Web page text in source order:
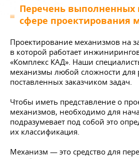
Перечень выполненных
сфере проектирования
Проектирование механизмов на
в которой работает
«Комплекс КАД». Наши
механизмы любой сложности для
поставленных заказчиком задач.
Чтобы иметь представление о
механизмов, необходимо для
подразумевает под собой это
их классификация.
Механизм — это средство для